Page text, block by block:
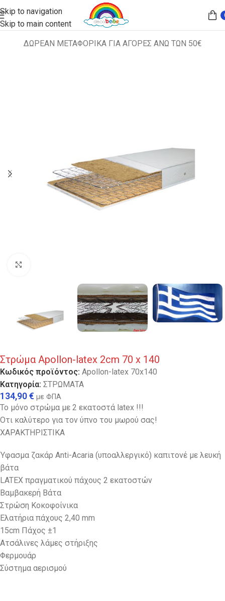
Skip to navigation
Skip to main content
ΔΩΡΕΑΝ ΜΕΤΑΦΟΡΙΚΑ ΓΙΑ ΑΓΟΡΕΣ ΑΝΩ ΤΩΝ 50€
Αρχική σελίδα ΣΤΡΩΜΑΤΑ
Στρώμα Apollon-latex 2cm 70 x 140
Κωδικός προϊόντος: Apollon-latex 70x140
Κατηγορία: ΣΤΡΩΜΑΤΑ
134,90€ με ΦΠΑ
Το μόνο στρώμα με 2 εκατοστά latex !!!
Οτι καλύτερο για τον ύπνο του μωρού σας!
ΧΑΡΑΚΤΗΡΙΣΤΙΚΑ
Ύφασμα ζακάρ Anti-Acaria (υποαλλεργικό) καπιτονέ με λευκή
βάτα
LATEX πραγματικού πάχους 2 εκατοστών
Βαμβακερή Βάτα
Στρώση Κοκοφοίνικα
Ελατήρια πάχους 2,40 mm
15cm Πάχος ±1
Ατσάλινες λάμες στήριξης
Φερμουάρ
Σύστημα αερισμού